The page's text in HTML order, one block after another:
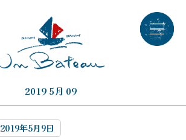
2019 5月 09
2019年5月9日